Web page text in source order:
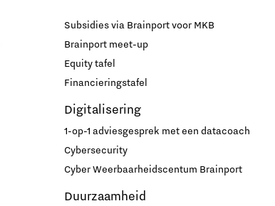
Subsidies via Brainport voor MKB
Brainport meet-up
Equity tafel
Financieringstafel
Digitalisering
1-op-1 adviesgesprek met een datacoach
Cybersecurity
Cyber Weerbaarheidscentum Brainport
Duurzaamheid